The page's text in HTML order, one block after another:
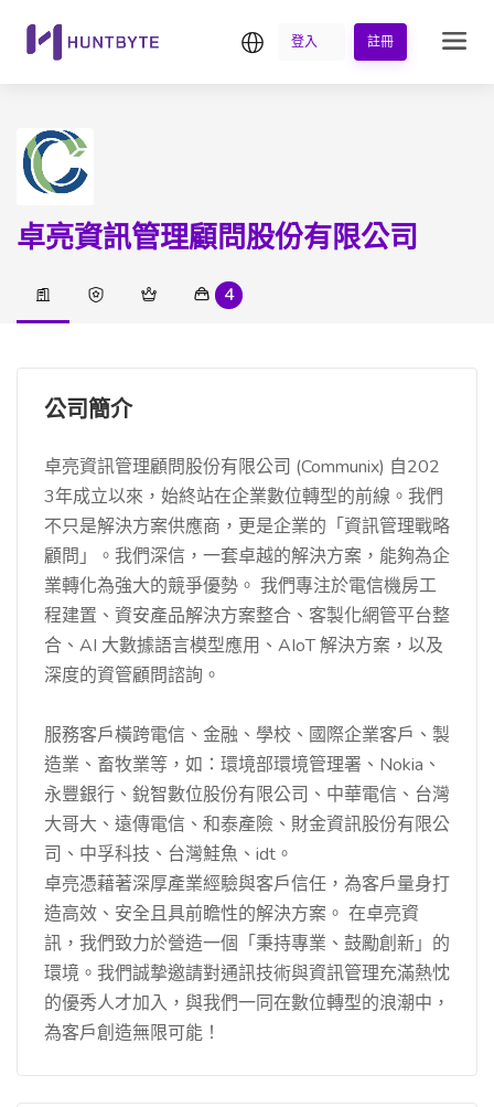
繁中登入 註冊
卓亮資訊管理顧問股份有限公司
4
公司簡介
卓亮資訊管理顧問股份有限公司 (Communix) 自202
3年成立以來，始終站在企業數位轉型的前線。我們
不只是解決方案供應商，更是企業的「資訊管理戰略
顧問」。我們深信，一套卓越的解決方案，能夠為企
業轉化為強大的競爭優勢。 我們專注於電信機房工
程建置、資安產品解決方案整合、客製化網管平台整
合、AI 大數據語言模型應用、AIoT 解決方案，以及
深度的資管顧問諮詢。
服務客戶橫跨電信、金融、學校、國際企業客戶、製
造業、畜牧業等，如：環境部環境管理署、Nokia、
永豐銀行、銳智數位股份有限公司、中華電信、台灣
大哥大、遠傳電信、和泰產險、財金資訊股份有限公
司、中孚科技、台灣鮭魚、idt。
卓亮憑藉著深厚產業經驗與客戶信任，為客戶量身打
造高效、安全且具前瞻性的解決方案。 在卓亮資
訊，我們致力於營造一個「秉持專業、鼓勵創新」的
環境。我們誠摯邀請對通訊技術與資訊管理充滿熱忱
的優秀人才加入，與我們一同在數位轉型的浪潮中，
為客戶創造無限可能！